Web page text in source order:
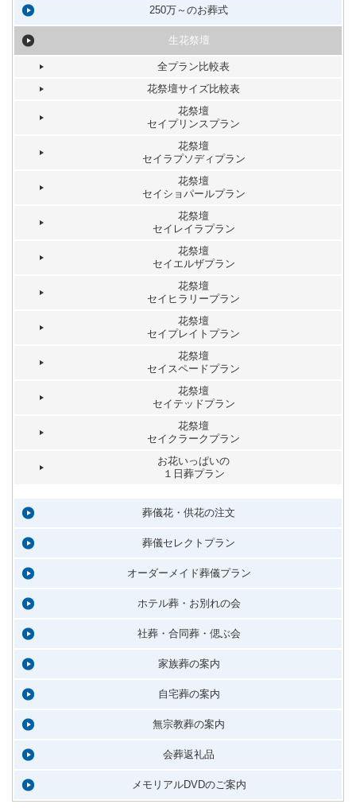
250万～のお葬式
生花祭壇
全プラン比較表
花祭壇サイズ比較表
花祭壇
セイプリンスプラン
花祭壇
セイラプソディプラン
花祭壇
セイショパールプラン
花祭壇
セイレイラプラン
花祭壇
セイエルザプラン
花祭壇
セイヒラリープラン
花祭壇
セイプレイトプラン
花祭壇
セイスペードプラン
花祭壇
セイテッドプラン
花祭壇
セイクラークプラン
お花いっぱいの
１日葬プラン
葬儀花・供花の注文
葬儀セレクトプラン
オーダーメイド葬儀プラン
ホテル葬・お別れの会
社葬・合同葬・偲ぶ会
家族葬の案内
自宅葬の案内
無宗教葬の案内
会葬返礼品
メモリアルDVDのご案内